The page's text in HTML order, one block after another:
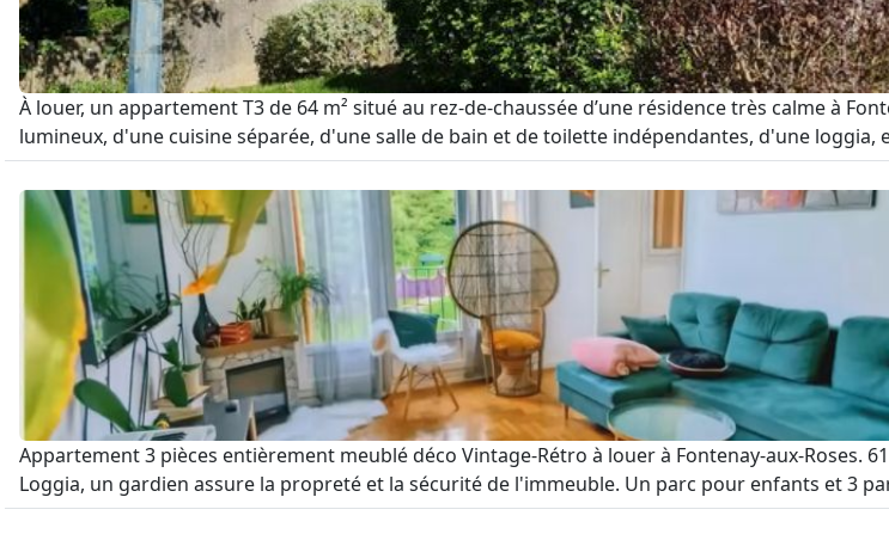
À louer, un appartement T3 de 64 m² situé au rez-de-chaussée d’une résidence très calme à
lumineux, d'une cuisine séparée, d'une salle de bain et de toilette indépendantes, d'une loggia,
Appartement 3 pièces entièrement meublé déco Vintage-Rétro à louer à Fontenay-aux-Roses.
Loggia, un gardien assure la propreté et la sécurité de l'immeuble. Un parc pour enfants et 3